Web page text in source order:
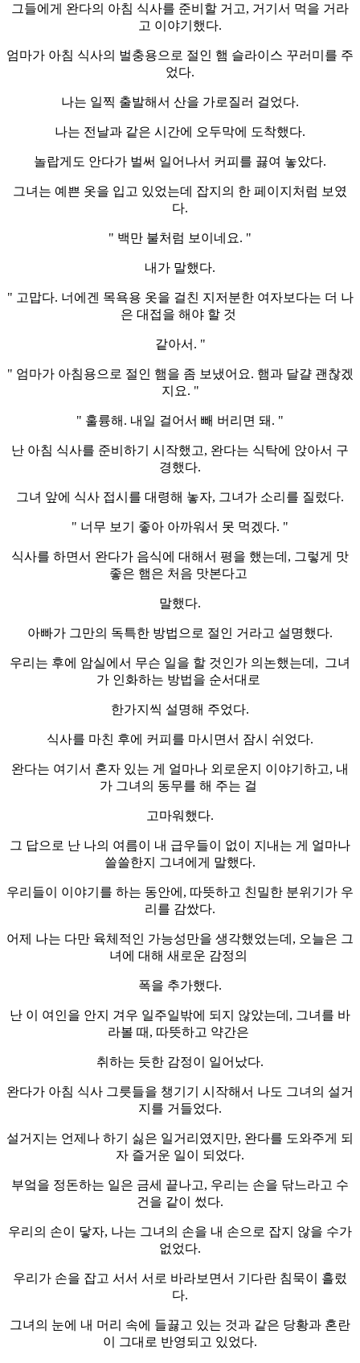
그들에게 완다의 아침 식사를 준비할 거고, 거기서 먹을 거라
고 이야기했다.
엄마가 아침 식사의 벌충용으로 절인 햄 슬라이스 꾸러미를 주
었다.
나는 일찍 출발해서 산을 가로질러 걸었다.
나는 전날과 같은 시간에 오두막에 도착했다.
놀랍게도 안다가 벌써 일어나서 커피를 끓여 놓았다.
그녀는 예쁜 옷을 입고 있었는데 잡지의 한 페이지처럼 보였
다.
" 백만 불처럼 보이네요. "
내가 말했다.
" 고맙다. 너에겐 목욕용 옷을 걸친 지저분한 여자보다는 더 나
은 대접을 해야 할 것
같아서. "
" 엄마가 아침용으로 절인 햄을 좀 보냈어요. 햄과 달걀 괜찮겠
지요. "
" 훌륭해. 내일 걸어서 빼 버리면 돼. "
난 아침 식사를 준비하기 시작했고, 완다는 식탁에 앉아서 구
경했다.
그녀 앞에 식사 접시를 대령해 놓자, 그녀가 소리를 질렀다.
" 너무 보기 좋아 아까워서 못 먹겠다. "
식사를 하면서 완다가 음식에 대해서 평을 했는데, 그렇게 맛
좋은 햄은 처음 맛본다고
말했다.
아빠가 그만의 독특한 방법으로 절인 거라고 설명했다.
우리는 후에 암실에서 무슨 일을 할 것인가 의논했는데, 그녀
가 인화하는 방법을 순서대로
한가지씩 설명해 주었다.
식사를 마친 후에 커피를 마시면서 잠시 쉬었다.
완다는 여기서 혼자 있는 게 얼마나 외로운지 이야기하고, 내
가 그녀의 동무를 해 주는 걸
고마워했다.
그 답으로 난 나의 여름이 내 급우들이 없이 지내는 게 얼마나
쓸쓸한지 그녀에게 말했다.
우리들이 이야기를 하는 동안에, 따뜻하고 친밀한 분위기가 우
리를 감쌌다.
어제 나는 다만 육체적인 가능성만을 생각했었는데, 오늘은 그
녀에 대해 새로운 감정의
폭을 추가했다.
난 이 여인을 안지 겨우 일주일밖에 되지 않았는데, 그녀를 바
라볼 때, 따뜻하고 약간은
취하는 듯한 감정이 일어났다.
완다가 아침 식사 그릇들을 챙기기 시작해서 나도 그녀의 설거
지를 거들었다.
설거지는 언제나 하기 싫은 일거리였지만, 완다를 도와주게 되
자 즐거운 일이 되었다.
부엌을 정돈하는 일은 금세 끝나고, 우리는 손을 닦느라고 수
건을 같이 썼다.
우리의 손이 닿자, 나는 그녀의 손을 내 손으로 잡지 않을 수가
없었다.
우리가 손을 잡고 서서 서로 바라보면서 기다란 침묵이 흘렀
다.
그녀의 눈에 내 머리 속에 들끓고 있는 것과 같은 당황과 혼란
이 그대로 반영되고 있었다.